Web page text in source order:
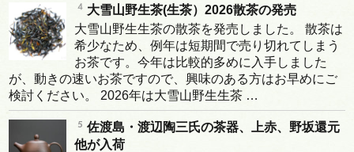
大雪山野生茶(生茶）2026散茶の発売
大雪山野生生茶の散茶を発売しました。 散茶は
希少なため、例年は短期間で売り切れてしまう
お茶です。今年は比較的多めに入手しました
が、動きの速いお茶ですので、興味のある方はお早めにご
検討ください。 2026年は大雪山野生生茶 …
佐渡島・渡辺陶三氏の茶器、上赤、野坂還元
他が入荷